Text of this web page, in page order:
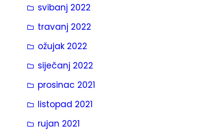
svibanj 2022
travanj 2022
ožujak 2022
siječanj 2022
prosinac 2021
listopad 2021
rujan 2021